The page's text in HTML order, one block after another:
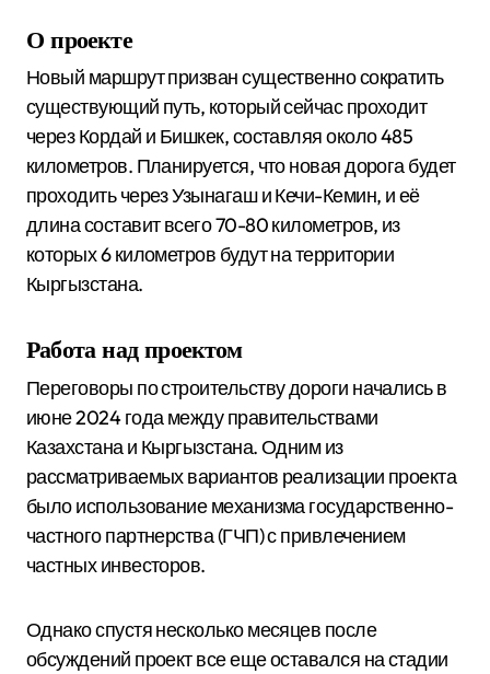
О проекте
Новый маршрут призван существенно сократить
существующий путь, который сейчас проходит
через Кордай и Бишкек, составляя около 485
километров. Планируется, что новая дорога будет
проходить через Узынагаш и Кечи-Кемин, и её
длина составит всего 70-80 километров, из
которых 6 километров будут на территории
Кыргызстана.
Работа над проектом
Переговоры по строительству дороги начались в
июне 2024 года между правительствами
Казахстана и Кыргызстана. Одним из
рассматриваемых вариантов реализации проекта
было использование механизма государственно-
частного партнерства (ГЧП) с привлечением
частных инвесторов.
Однако спустя несколько месяцев после
обсуждений проект все еще оставался на стадии